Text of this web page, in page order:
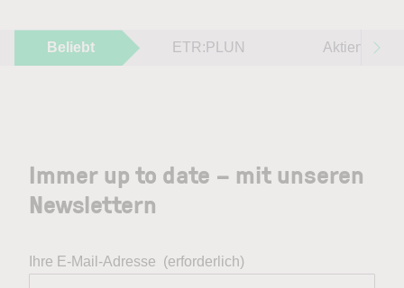
Beliebt ETR:PLUN Aktien im
Immer up to date – mit unseren
Newslettern
Ihre E-Mail-Adresse (erforderlich)